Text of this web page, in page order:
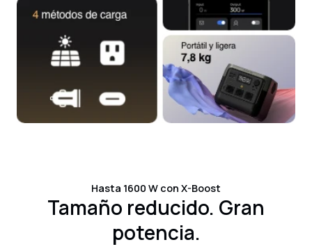
Hasta 1600 W con X-Boost
Tamaño reducido. Gran
potencia.